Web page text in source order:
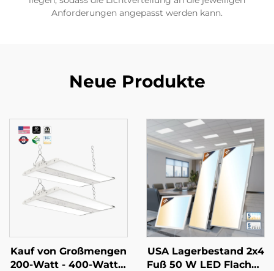
Anforderungen angepasst werden kann.
Neue Produkte
Kauf von Großmengen
200-Watt - 400-Watt L
USA Lagerbestand 2x4
Fuß 50 W LED Flachpa